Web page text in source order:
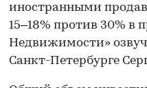
иностранными
15–18% против 30% в
Недвижимости»
Санкт-Петербурге